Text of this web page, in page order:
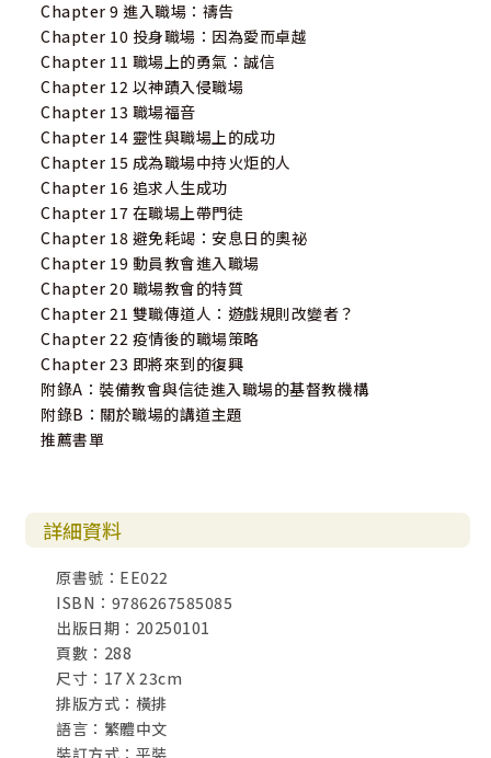
Chapter 9 進入職場：禱告
Chapter 10 投身職場：因為愛而卓越
Chapter 11 職場上的勇氣：誠信
Chapter 12 以神蹟入侵職場
Chapter 13 職場福音
Chapter 14 靈性與職場上的成功
Chapter 15 成為職場中持火炬的人
Chapter 16 追求人生成功
Chapter 17 在職場上帶門徒
Chapter 18 避免耗竭：安息日的奧祕
Chapter 19 動員教會進入職場
Chapter 20 職場教會的特質
Chapter 21 雙職傳道人：遊戲規則改變者？
Chapter 22 疫情後的職場策略
Chapter 23 即將來到的復興
附錄A：裝備教會與信徒進入職場的基督教機構
附錄B：關於職場的講道主題
推薦書單
詳細資料
原書號：EE022
ISBN：9786267585085
出版日期：20250101
頁數：288
尺寸：17 X 23cm
排版方式：橫排
語言：繁體中文